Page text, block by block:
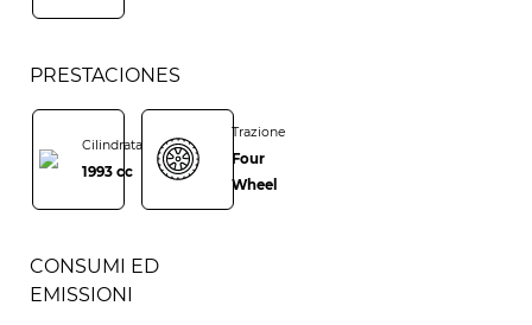
PRESTACIONES
Cilindrata
1993 cc
Trazione
Four
Wheel
CONSUMI ED
EMISSIONI